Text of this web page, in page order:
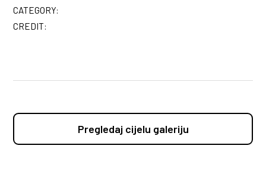
CATEGORY:
CREDIT:
Pregledaj cijelu galeriju